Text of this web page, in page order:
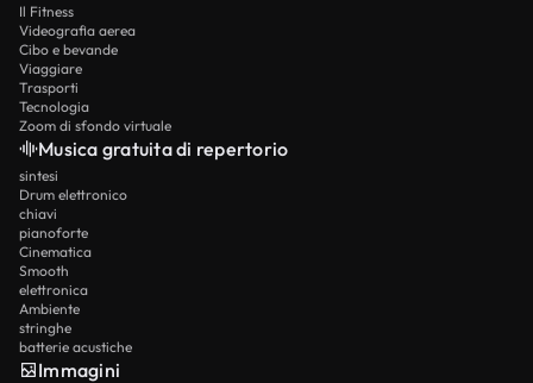
Il Fitness
Videografia aerea
Cibo e bevande
Viaggiare
Trasporti
Tecnologia
Zoom di sfondo virtuale
Musica gratuita di repertorio
sintesi
Drum elettronico
chiavi
pianoforte
Cinematica
Smooth
elettronica
Ambiente
stringhe
batterie acustiche
Immagini